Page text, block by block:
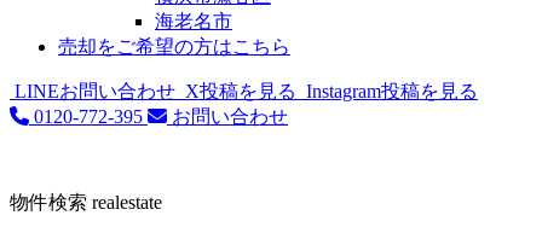
海老名市
売却をご希望の方はこちら
LINEお問い合わせ X投稿を見る Instagram投稿を見る
0120-772-395
お問い合わせ
物件検索 realestate